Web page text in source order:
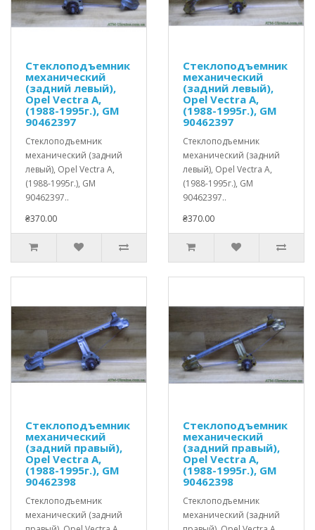
Стеклоподъемник
механический
(задний левый),
Opel Vectra A,
(1988-1995г.), GM
90462397
Стеклоподъемник
механический (задний
левый), Opel Vectra A,
(1988-1995г.), GM
90462397..
₴370.00
Стеклоподъемник
механический
(задний левый),
Opel Vectra A,
(1988-1995г.), GM
90462397
Стеклоподъемник
механический (задний
левый), Opel Vectra A,
(1988-1995г.), GM
90462397..
₴370.00
Стеклоподъемник
механический
(задний правый),
Opel Vectra A,
(1988-1995г.), GM
90462398
Стеклоподъемник
механический (задний
Стеклоподъемник
механический
(задний правый),
Opel Vectra A,
(1988-1995г.), GM
90462398
Стеклоподъемник
механический (задний